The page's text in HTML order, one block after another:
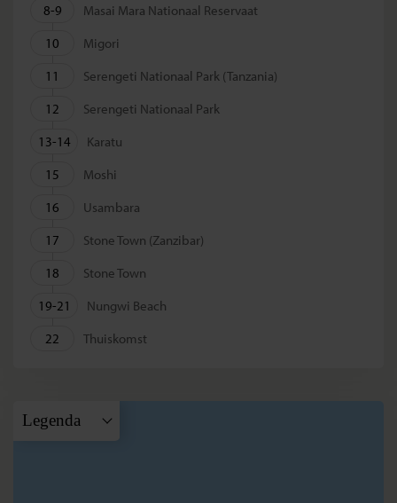
8-9
Masai Mara Nationaal Reservaat
10
Migori
11
Serengeti Nationaal Park (Tanzania)
12
Serengeti Nationaal Park
13-14
Karatu
15
Moshi
16
Usambara
17
Stone Town (Zanzibar)
18
Stone Town
19-21
Nungwi Beach
22
Thuiskomst
Legenda